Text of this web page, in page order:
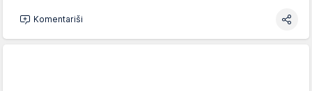
Komentariši